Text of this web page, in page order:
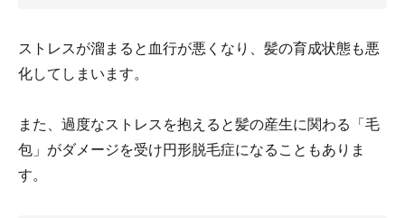
ストレスが溜まると血行が悪くなり、髪の育成状態も悪
化してしまいます。
また、過度なストレスを抱えると髪の産生に関わる「毛
包」がダメージを受け円形脱毛症になることもありま
す。